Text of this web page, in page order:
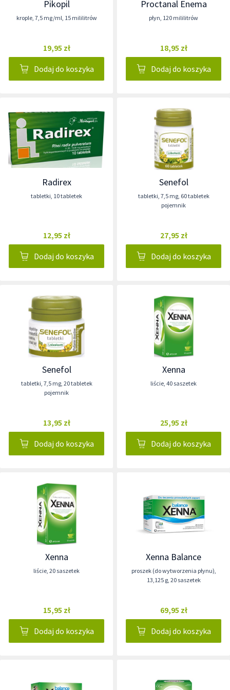
Pikopil
krople, 7,5 mg/ml, 15 mililitrów
19,95 zł
Dodaj do koszyka
Proctanal Enema
płyn, 120 mililitrów
18,95 zł
Dodaj do koszyka
Radirex
tabletki, 10 tabletek
12,95 zł
Dodaj do koszyka
Senefol
tabletki, 7,5 mg, 60 tabletek
pojemnik
27,95 zł
Dodaj do koszyka
Senefol
tabletki, 7,5 mg, 20 tabletek
pojemnik
13,95 zł
Dodaj do koszyka
Xenna
liście, 40 saszetek
25,95 zł
Dodaj do koszyka
Xenna
liście, 20 saszetek
15,95 zł
Dodaj do koszyka
Xenna Balance
proszek (do wytworzenia płynu),
13,125 g, 20 saszetek
69,95 zł
Dodaj do koszyka